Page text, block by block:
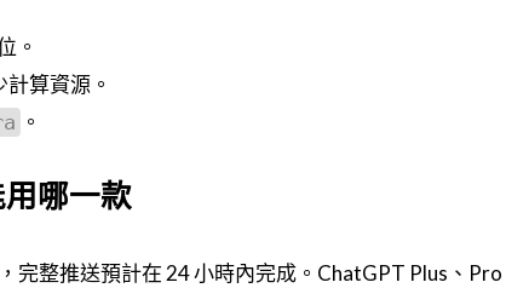
。
算資源。
。
哪一款
完整推送預計在 24 小時內完成。ChatGPT Plus、Pro